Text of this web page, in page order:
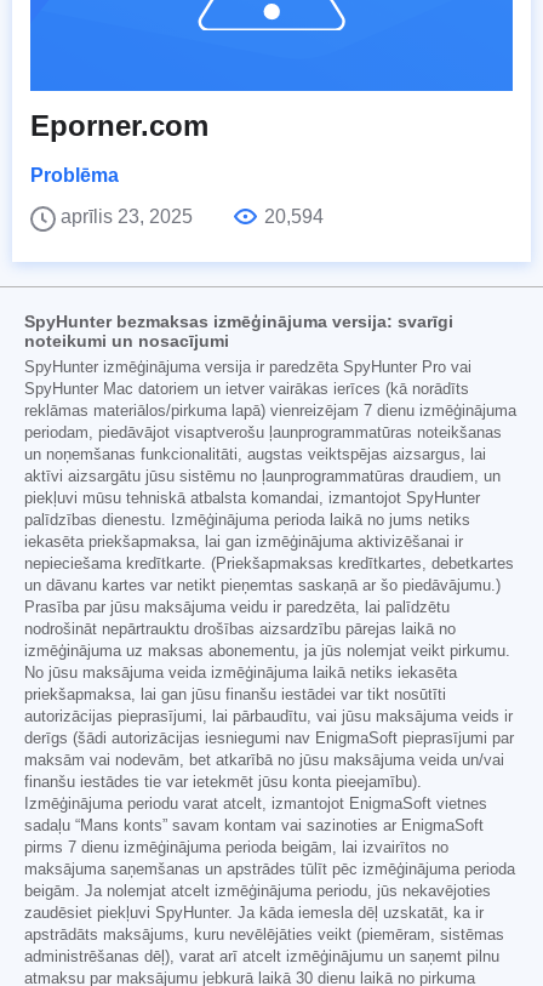
Eporner.com
Problēma
aprīlis 23, 2025
20,594
SpyHunter bezmaksas izmēģinājuma versija: svarīgi
noteikumi un nosacījumi
SpyHunter izmēģinājuma versija ir paredzēta SpyHunter Pro vai
SpyHunter Mac datoriem un ietver vairākas ierīces (kā norādīts
reklāmas materiālos/pirkuma lapā) vienreizējam 7 dienu izmēģinājuma
periodam, piedāvājot visaptverošu ļaunprogrammatūras noteikšanas
un noņemšanas funkcionalitāti, augstas veiktspējas aizsargus, lai
aktīvi aizsargātu jūsu sistēmu no ļaunprogrammatūras draudiem, un
piekļuvi mūsu tehniskā atbalsta komandai, izmantojot SpyHunter
palīdzības dienestu. Izmēģinājuma perioda laikā no jums netiks
iekasēta priekšapmaksa, lai gan izmēģinājuma aktivizēšanai ir
nepieciešama kredītkarte. (Priekšapmaksas kredītkartes, debetkartes
un dāvanu kartes var netikt pieņemtas saskaņā ar šo piedāvājumu.)
Prasība par jūsu maksājuma veidu ir paredzēta, lai palīdzētu
nodrošināt nepārtrauktu drošības aizsardzību pārejas laikā no
izmēģinājuma uz maksas abonementu, ja jūs nolemjat veikt pirkumu.
No jūsu maksājuma veida izmēģinājuma laikā netiks iekasēta
priekšapmaksa, lai gan jūsu finanšu iestādei var tikt nosūtīti
autorizācijas pieprasījumi, lai pārbaudītu, vai jūsu maksājuma veids ir
derīgs (šādi autorizācijas iesniegumi nav EnigmaSoft pieprasījumi par
maksām vai nodevām, bet atkarībā no jūsu maksājuma veida un/vai
finanšu iestādes tie var ietekmēt jūsu konta pieejamību).
Izmēģinājuma periodu varat atcelt, izmantojot EnigmaSoft vietnes
sadaļu “Mans konts” savam kontam vai sazinoties ar EnigmaSoft
pirms 7 dienu izmēģinājuma perioda beigām, lai izvairītos no
maksājuma saņemšanas un apstrādes tūlīt pēc izmēģinājuma perioda
beigām. Ja nolemjat atcelt izmēģinājuma periodu, jūs nekavējoties
zaudēsiet piekļuvi SpyHunter. Ja kāda iemesla dēļ uzskatāt, ka ir
apstrādāts maksājums, kuru nevēlējāties veikt (piemēram, sistēmas
administrēšanas dēļ), varat arī atcelt izmēģinājumu un saņemt pilnu
atmaksu par maksājumu jebkurā laikā 30 dienu laikā no pirkuma